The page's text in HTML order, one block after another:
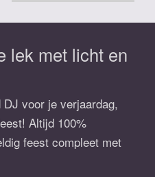
lek met licht en
voor je verjaardag,
Altijd 100%
feest compleet met